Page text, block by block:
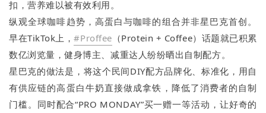
扣，营养难以被有效利用。
纵观全球咖啡趋势，高蛋白与咖啡的组合并非星巴克首创。
早在TikTok上，#Proffee （Protein + Coffee）话题就已积累
数亿浏览量，健身博主、减重达人纷纷晒出自制配方。
星巴克的做法是，将这个民间DIY配方品牌化、标准化，用自
有供应链的高蛋白牛奶直接做成拿铁，降低了消费者的自制
门槛。同时配合“PRO MONDAY”买一赠一等活动，让好奇的